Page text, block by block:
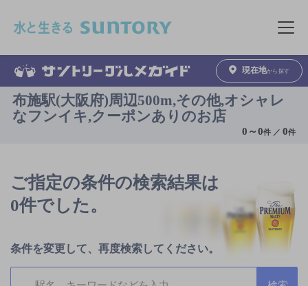
メニュ
現在地から探す
布施駅(大阪府)周辺500m,その他,オシャレ
なフンイキ,クーポンありのお店
0 ～0件 ／0件
ご指定の条件の検索結果は
0件でした。
条件を変更して、再度検索してください。